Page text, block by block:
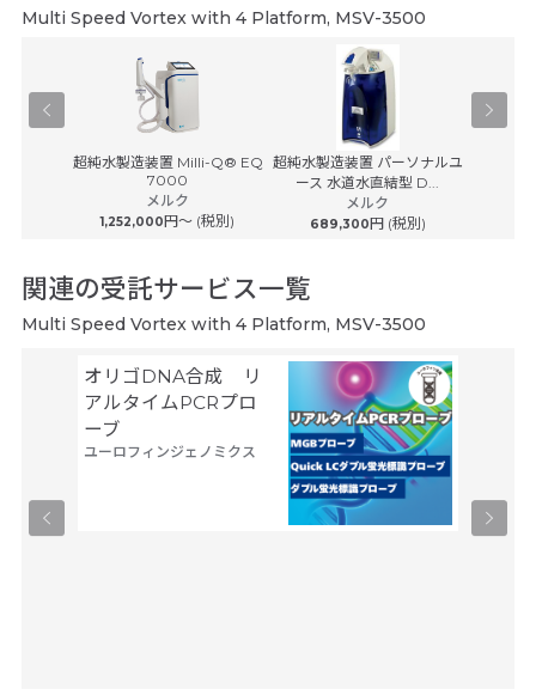
Multi Speed Vortex with 4 Platform, MSV-3500
超純水製造装置 Milli-Q® EQ
7000
メルク
1,252,000円〜 (税別)
超純水製造装置 パーソナルユ
ース 水道水直結型 D...
メルク
689,300円 (税別)
関連の受託サービス一覧
Multi Speed Vortex with 4 Platform, MSV-3500
オリゴDNA合成 リ
アルタイムPCRプロ
ーブ
ユーロフィンジェノミクス